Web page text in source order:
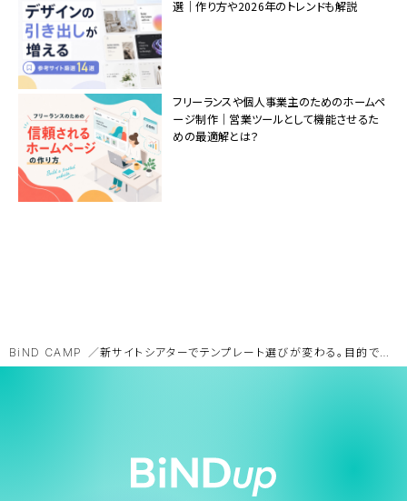
選｜作り方や2026年のトレンドも解説
フリーランスや個人事業主のためのホームペ
ージ制作｜営業ツールとして機能させるた
めの最適解とは？
BiND CAMP